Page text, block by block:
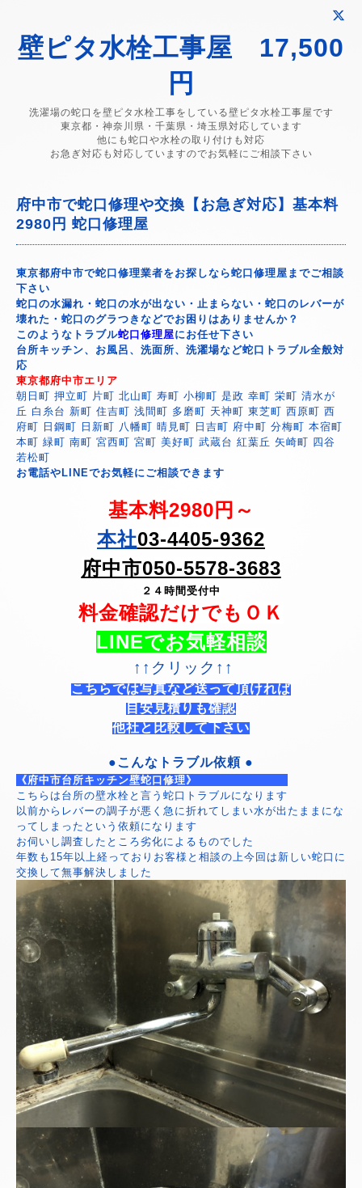
壁ピタ水栓工事屋 17,500
円
洗濯場の蛇口を壁ピタ水栓工事をしている壁ピタ水栓工事屋です
東京都・神奈川県・千葉県・埼玉県対応しています
他にも蛇口や水栓の取り付けも対応
お急ぎ対応も対応していますのでお気軽にご相談下さい
府中市で蛇口修理や交換【お急ぎ対応】基本料
2980円 蛇口修理屋
東京都府中市で蛇口修理業者をお探しなら蛇口修理屋までご相談
下さい
蛇口の水漏れ・蛇口の水が出ない・止まらない・蛇口のレバーが
壊れた・蛇口のグラつきなどでお困りはありませんか？
このようなトラブル蛇口修理屋にお任せ下さい
台所キッチン、お風呂、洗面所、洗濯場など蛇口トラブル全般対
応
東京都府中市エリア
朝日町 押立町 片町 北山町 寿町 小柳町 是政 幸町 栄町 清水が
丘 白糸台 新町 住吉町 浅間町 多磨町 天神町 東芝町 西原町 西
府町 日鋼町 日新町 八幡町 晴見町 日吉町 府中町 分梅町 本宿町
本町 緑町 南町 宮西町 宮町 美好町 武蔵台 紅葉丘 矢崎町 四谷
若松町
お電話やLINEでお気軽にご相談できます
基本料2980円～
本社03-4405-9362
府中市050-5578-3683
２４時間受付中
料金確認だけでもＯＫ
LINEでお気軽相談
↑↑クリック↑↑
こちらでは写真など送って頂ければ
目安見積りも確認
他社と比較して下さい
●こんなトラブル依頼 ●
《府中市台所キッチン壁蛇口修理》
こちらは台所の壁水栓と言う蛇口トラブルになります
以前からレバーの調子が悪く急に折れてしまい水が出たままにな
ってしまったという依頼になります
お伺いし調査したところ劣化によるものでした
年数も15年以上経っておりお客様と相談の上今回は新しい蛇口に
交換して無事解決しました